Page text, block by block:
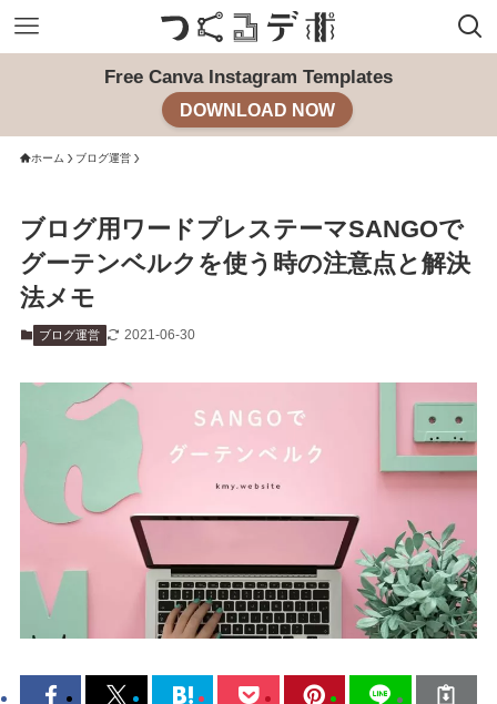
Free Canva Instagram Templates
DOWNLOAD NOW
ホーム ブログ運営
ブログ用ワードプレステーマSANGOで
グーテンベルクを使う時の注意点と解決
法メモ
ブログ運営 2021-06-30